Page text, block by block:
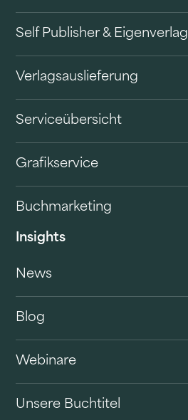
Self Publisher & Eigenverlag
Verlagsauslieferung
Serviceübersicht
Grafikservice
Buchmarketing
Insights
News
Blog
Webinare
Unsere Buchtitel